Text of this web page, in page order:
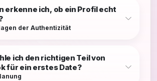
erkenne ich, ob ein Profil echt
der Authentizität
ich den richtigen Teil von
für ein erstes Date?